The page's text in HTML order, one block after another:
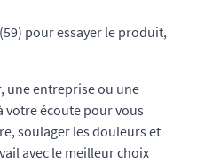
(59) pour essayer le produit,
une entreprise ou une
votre écoute pour vous
soulager les douleurs et
avec le meilleur choix